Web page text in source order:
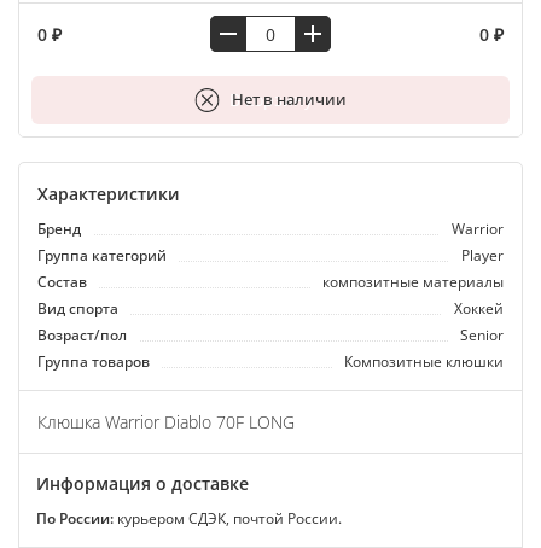
0 ₽ 0 ₽
Нет в наличии
В корзину
Характеристики
Бренд
Warrior
Группа категорий
Player
Состав
композитные материалы
Вид спорта
Хоккей
Возраст/пол
Senior
Группа товаров
Композитные клюшки
Клюшка Warrior Diablo 70F LONG
Информация о доставке
По России: курьером СДЭК, почтой России.